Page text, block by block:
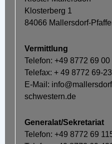
Klosterberg 1
84066 Mallersdorf-
Vermittlung
Telefon: +49 8772 69 00
Telefax: + 49 8772 69-
E-Mail:
schwestern.de
Generalat/Sekretariat
Telefon: +49 8772 69